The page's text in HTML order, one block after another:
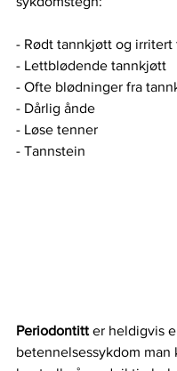
- Rødt tannkjøtt og irritert
- Lettblødende tannkjøtt
- Ofte blødninger fra
- Dårlig ånde
- Løse tenner
- Tannstein
Periodontitt er heldigvis
betennelsessykdom man